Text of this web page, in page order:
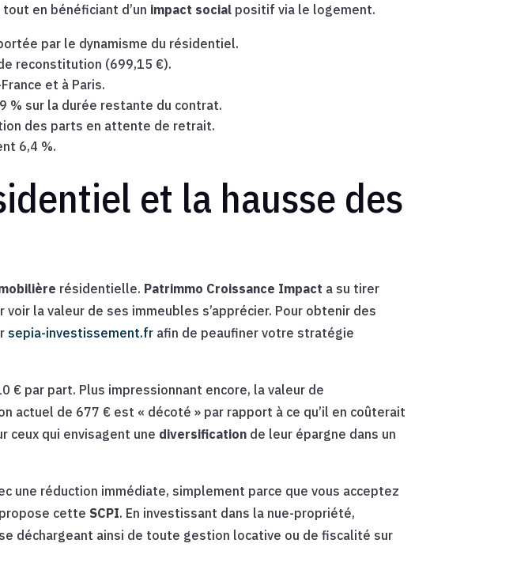
en bénéficiant d’un impact social positif via le logement.
par le dynamisme du résidentiel.
reconstitution (699,15 €).
et à Paris.
% sur la durée restante du contrat.
des parts en attente de retrait.
6,4 %.
et la hausse des
résidentielle. Patrimmo Croissance Impact a su tirer
la valeur de ses immeubles s’apprécier. Pour obtenir des
sepia-investissement.fr afin de peaufiner votre stratégie
€ par part. Plus impressionnant encore, la valeur de
actuel de 677 € est « décoté » par rapport à ce qu’il en coûterait
ceux qui envisagent une diversification de leur épargne dans un
une réduction immédiate, simplement parce que vous acceptez
cette SCPI. En investissant dans la nue-propriété,
déchargeant ainsi de toute gestion locative ou de fiscalité sur